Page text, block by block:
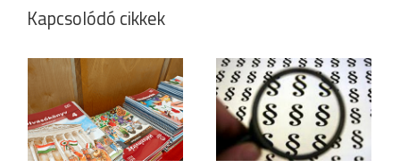
Kapcsolódó cikkek